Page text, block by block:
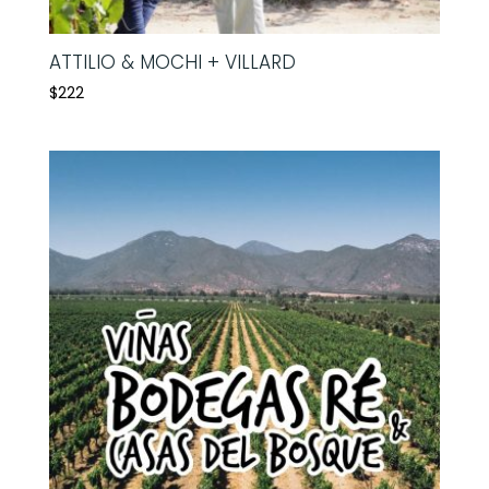
ATTILIO & MOCHI + VILLARD
$222